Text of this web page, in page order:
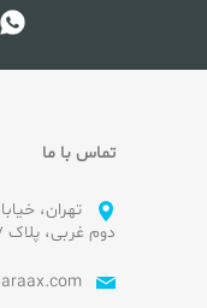
تماس با ما
تهران،
دوم غربی، پلاک ۱۷